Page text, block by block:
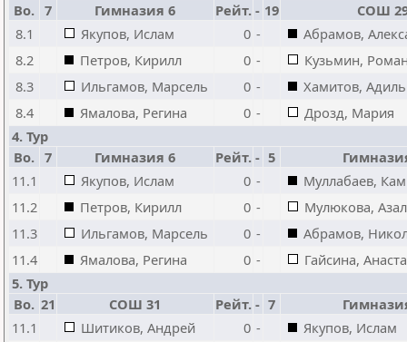
Bo. 7 Гимназия 6 Рейт. - 19
СОШ
8.1
Якупов, Ислам 0 -
Абрамов,
8.2
Петров, Кирилл 0 -
Кузьмин,
8.3
Ильгамов, Марсель 0 -
Хамитов, Адиль
8.4
Ямалова, Регина 0 -
Дрозд, Мария
4. Тур
Bo. 7 Гимназия 6 Рейт. - 5
11.1
Якупов, Ислам 0 -
Муллабаев,
11.2
Петров, Кирилл 0 -
Мулюкова,
11.3
Ильгамов, Марсель 0 -
Абрамов,
11.4
Ямалова, Регина 0 -
Гайсина,
5. Тур
Bo. 21 СОШ 31 Рейт. - 7
11.1
Шитиков, Андрей 0 - Якупов, Ислам